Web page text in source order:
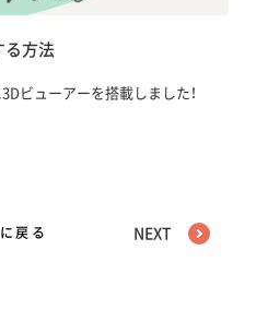
る方法
ビューアーを搭載しました！
戻る NEXT